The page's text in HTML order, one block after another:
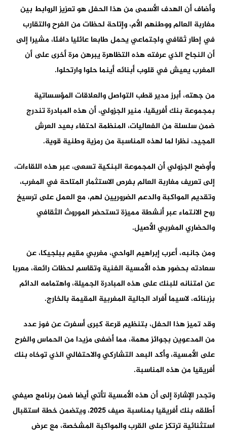
وأضاف أن الهدف الأسمى من هذا الحفل هو تعزيز الروابط بين
مغاربة العالم ووطنهم الأم، وإتاحة لحظات من الفرح والتقارب
في إطار ثقافي واجتماعي يحمل طابعا عائليا دافئا، مشيرا إلى
أن النجاح الذي عرفته هذه التظاهرة يبرهن مرة أخرى على أن
المغرب يعيش في قلوب أبنائه أينما حلوا وارتحلوا.
من جهته، أبرز مدير قطب التواصل والعلاقات المؤسساتية
بمجموعة بنك أفريقيا، منير الجزولي، أن هذه المبادرة تندرج
ضمن سلسلة من الفعاليات، المنظمة احتفاء بعيد العرش
المجيد، نظرا لما لهذه المناسبة من رمزية وطنية قوية.
وأوضح الجزولي أن المجموعة البنكية تسعى، عبر هذه اللقاءات،
إلى تعريف مغاربة العالم بفرص الاستثمار المتاحة في المغرب،
وتقديم المواكبة والدعم الضروريين لهم، مع العمل على ترسيخ
روح الانتماء عبر أنشطة مميزة تستحضر الموروث الثقافي
والحضاري المغربي الأصيل.
ومن جانبه، أعرب إبراهيم الواحي، مغربي مقيم ببلجيكا، عن
سعادته بحضور هذه الأمسية الفنية وتقاسم لحظات رائعة، معربا
عن امتنانه للبنك على هذه المبادرة الجميلة، واهتمامه الدائم
بزبنائه، لاسيما أفراد الجالية المغربية المقيمة بالخارج.
وقد تميز هذا الحفل، بتنظيم قرعة كبرى أسفرت عن فوز عدد
من المدعوين بجوائز مهمة، مما أضفى مزيدا من الحماس والفرح
على الأمسية، وأكد البعد التشاركي والاحتفالي الذي توخاه بنك
أفريقيا من هذه المناسبة.
وتجدر الإشارة إلى أن هذه الأمسية تأتي أيضا ضمن برنامج صيفي
أطلقه بنك أفريقيا بمناسبة صيف 2025، ويتضمن خطة استقبال
استثنائية ترتكز على القرب والمواكبة المشخصة، مع عرض